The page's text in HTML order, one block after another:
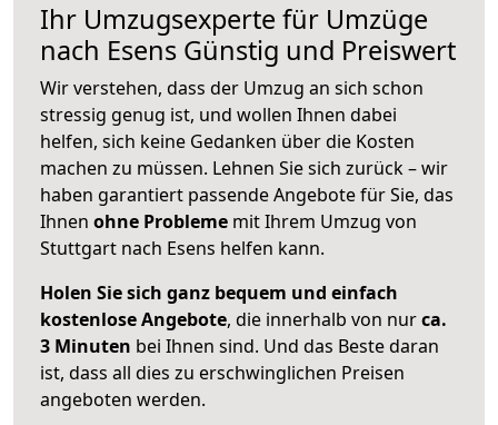
Ihr Umzugsexperte für Umzüge
nach Esens Günstig und Preiswert
Wir verstehen, dass der Umzug an sich schon
stressig genug ist, und wollen Ihnen dabei
helfen, sich keine Gedanken über die Kosten
machen zu müssen. Lehnen Sie sich zurück – wir
haben garantiert passende Angebote für Sie, das
Ihnen ohne Probleme mit Ihrem Umzug von
Stuttgart nach Esens helfen kann.
Holen Sie sich ganz bequem und einfach
kostenlose Angebote, die innerhalb von nurca.
3 Minuten bei Ihnen sind. Und das Beste daran
ist, dass all dies zu erschwinglichen Preisen
angeboten werden.